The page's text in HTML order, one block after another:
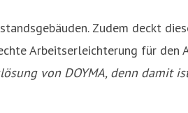
Zudem deckt
Arbeitserleichterung für den
von DOYMA, denn damit